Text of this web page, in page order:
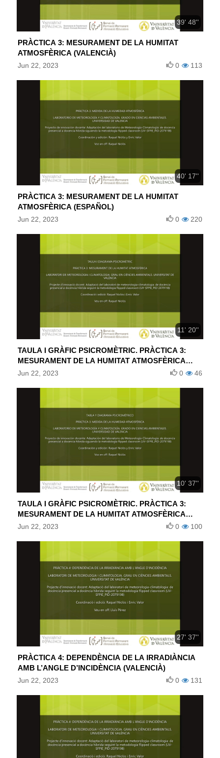
39' 48''
PRÀCTICA 3: MESURAMENT DE LA HUMITAT
ATMOSFÈRICA (VALENCIÀ)
Jun 22, 2023 113
0
40' 17''
PRÀCTICA 3: MESURAMENT DE LA HUMITAT
ATMOSFÈRICA (ESPAÑOL)
Jun 22, 2023 220
0
11' 20''
TAULA I GRÀFIC PSICROMÈTRIC. PRÀCTICA 3:
MESURAMENT DE LA HUMITAT ATMOSFÈRICA
(VALENCIÀ)
Jun 22, 2023 46
0
10' 37''
TAULA I GRÀFIC PSICROMÈTRIC. PRÀCTICA 3:
MESURAMENT DE LA HUMITAT ATMOSFÈRICA
(ESPAÑOL)
Jun 22, 2023 100
0
27' 37''
PRÀCTICA 4: DEPENDÈNCIA DE LA IRRADIÀNCIA
AMB L’ANGLE D’INCIDÈNCIA (VALENCIÀ)
Jun 22, 2023 131
0